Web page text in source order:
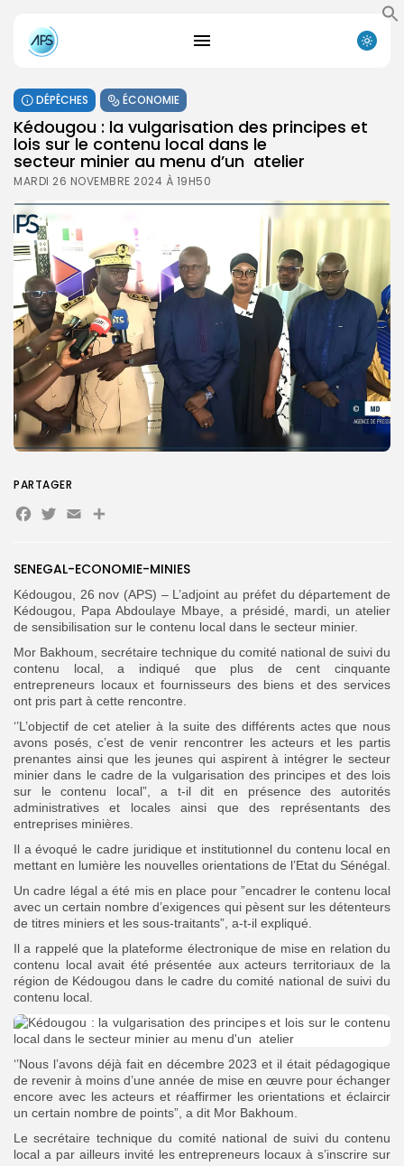
for:
FR
DÉPÊCHES ÉCONOMIE
Kédougou : la vulgarisation des principes et
lois sur le contenu local dans le
secteur minier au menu d’un atelier
MARDI 26 NOVEMBRE 2024 À 19H50
SENEGAL-ECONOMIE-MINIES
Kédougou, 26 nov (APS) – L’adjoint au préfet du département de
Kédougou, Papa Abdoulaye Mbaye, a présidé, mardi, un atelier
de sensibilisation sur le contenu local dans le secteur minier.
Mor Bakhoum, secrétaire technique du comité national de suivi du
contenu local, a indiqué que plus de cent cinquante
entrepreneurs locaux et fournisseurs des biens et des services
ont pris part à cette rencontre.
‘’L’objectif de cet atelier à la suite des différents actes que nous
avons posés, c’est de venir rencontrer les acteurs et les partis
prenantes ainsi que les jeunes qui aspirent à intégrer le secteur
minier dans le cadre de la vulgarisation des principes et des lois
sur le contenu local”, a t-il dit en présence des autorités
administratives et locales ainsi que des représentants des
entreprises minières.
Il a évoqué le cadre juridique et institutionnel du contenu local en
mettant en lumière les nouvelles orientations de l’Etat du Sénégal.
Un cadre légal a été mis en place pour ”encadrer le contenu local
avec un certain nombre d’exigences qui pèsent sur les détenteurs
de titres miniers et les sous-traitants”, a-t-il expliqué.
Il a rappelé que la plateforme électronique de mise en relation du
contenu local avait été présentée aux acteurs territoriaux de la
région de Kédougou dans le cadre du comité national de suivi du
contenu local.
‘’Nous l’avons déjà fait en décembre 2023 et il était pédagogique
de revenir à moins d’une année de mise en œuvre pour échanger
encore avec les acteurs et réaffirmer les orientations et éclaircir
un certain nombre de points”, a dit Mor Bakhoum.
Le secrétaire technique du comité national de suivi du contenu
local a par ailleurs invité les entrepreneurs locaux à s’inscrire sur
PARTAGER
Facebook
Twitter
EmailPartager